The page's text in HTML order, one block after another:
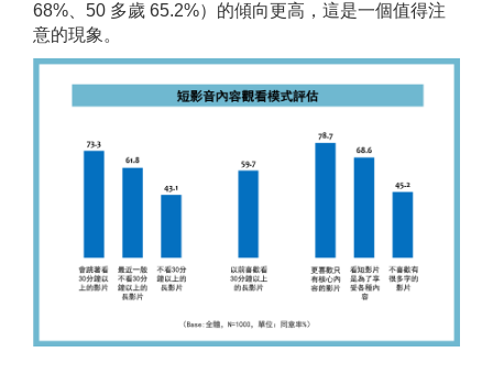
68%、50 多歲 65.2%）的傾向更高，這是一個值得注
意的現象。